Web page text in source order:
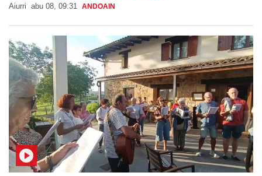
Aiurri abu 08, 09:31 ANDOAIN